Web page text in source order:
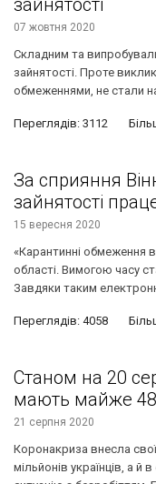
07 жовтня 2020
Складним та
зайнятості. Проте
обмеженнями, не стали
Переглядів: 3112
За сприяння
зайнятості
15 вересня 2020
«Карантинні обмеження
області. Вимогою часу
Завдяки таким
Переглядів: 4058
Станом на 20
мають майже
21 серпня 2020
Коронакриза внесла
мільйонів українців, а й